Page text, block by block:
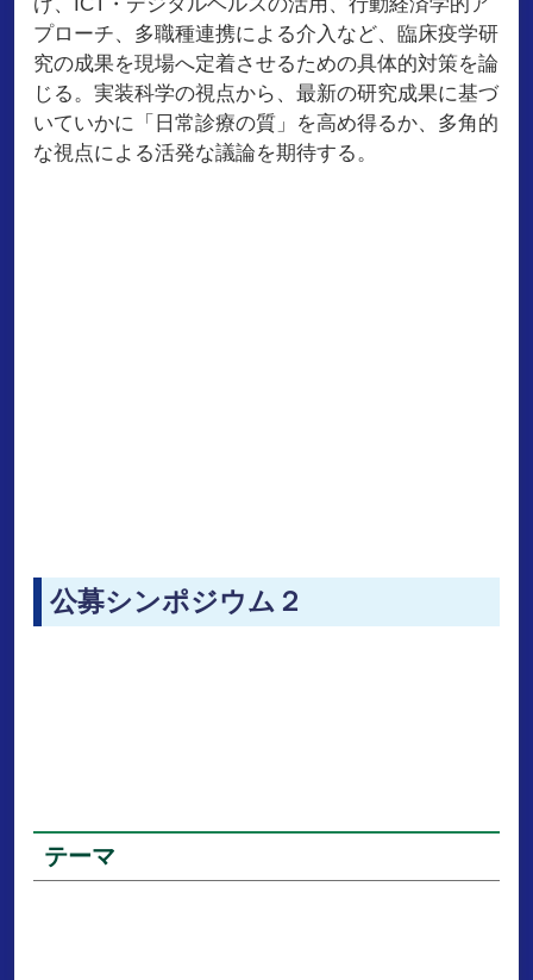
プローチ、多職種連携による介入など、臨床疫学研
究の成果を現場へ定着させるための具体的対策を論
じる。実装科学の視点から、最新の研究成果に基づ
いていかに「日常診療の質」を高め得るか、多角的
な視点による活発な議論を期待する。
公募シンポジウム２
テーマ